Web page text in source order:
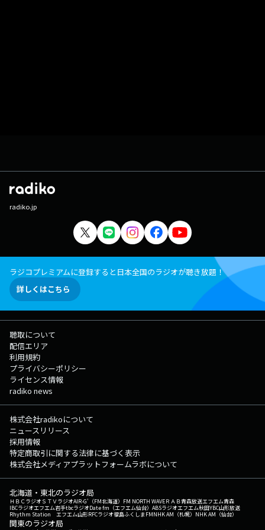
radiko.jp
ラジコプレミアムに登録すると日本全国のラジオが聴き放題！
詳しくはこちら
聴取について
配信エリア
利用規約
プライバシーポリシー
ライセンス情報
radiko news
株式会社radikoについて
ニュースリリース
採用情報
特定商取引に関する法律に基づく表示
株式会社メディアプラットフォームラボについて
北海道・東北のラジオ局
ＨＢＣラジオＳＴＶラジオAIR-G'（FM北海道） FM NORTH WAVEＲＡＢ青森放送エフエム青森
IBCラジオエフエム岩手tbcラジオDate fm（エフエム仙台） ABSラジオエフエム秋田YBC山形放送
Rhythm Station エフエム山形RFCラジオ福島ふくしまFMNHK AM（札幌） NHK AM（仙台）
関東のラジオ局